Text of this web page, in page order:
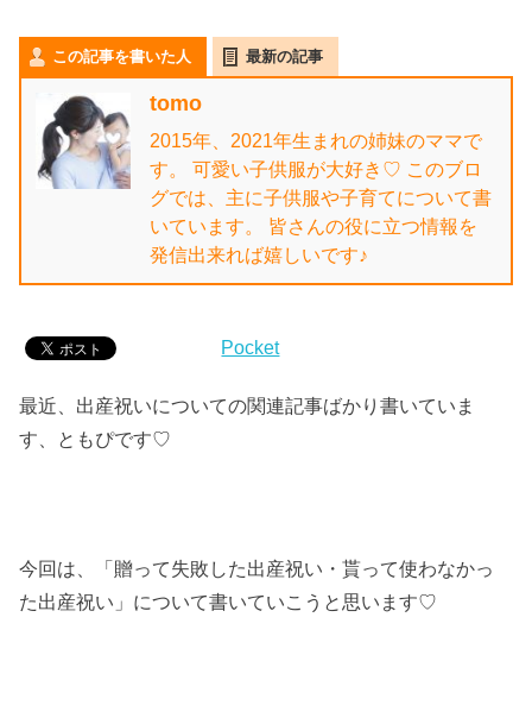
この記事を書いた人 最新の記事
tomo
2015年、2021年生まれの姉妹のママで
す。 可愛い子供服が大好き♡ このブロ
グでは、主に子供服や子育てについて書
いています。 皆さんの役に立つ情報を
発信出来れば嬉しいです♪
Pocket
最近、出産祝いについての関連記事ばかり書いていま
す、ともぴです♡
今回は、「贈って失敗した出産祝い・貰って使わなかっ
た出産祝い」について書いていこうと思います♡